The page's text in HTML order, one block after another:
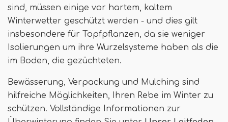
sind, müssen einige vor hartem, kaltem
Winterwetter geschützt werden - und dies gilt
insbesondere für Topfpflanzen, da sie weniger
Isolierungen um ihre Wurzelsysteme haben als die
im Boden, die gezüchteten.
Bewässerung, Verpackung und Mulching sind
hilfreiche Möglichkeiten, Ihren Rebe im Winter zu
schützen. Vollständige Informationen zur